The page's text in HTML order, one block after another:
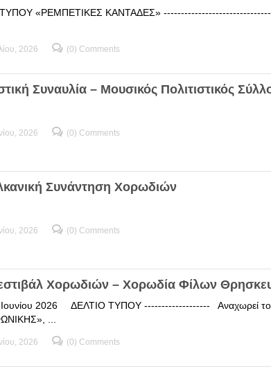
9ο Σεμινάριο της Στέγης
Διεύθυνσης Χορωδίας της Στέγης Ελληνικών
«ΡΕΜΠΕΤΙΚΕΣ ΚΑΝΤΑΔΕΣ»
2026 (0) Comments
Συναυλία – Μουσικός Πολιτιστικός
2026 (0) Comments
Συνάντηση Χορωδιών
2026 (0) Comments
Χορωδιών – Χορωδία Φίλων
2026 ΔΕΛΤΙΟ ΤΥΠΟΥ ------------------- Αναχωρεί το
...
2026 (0) Comments